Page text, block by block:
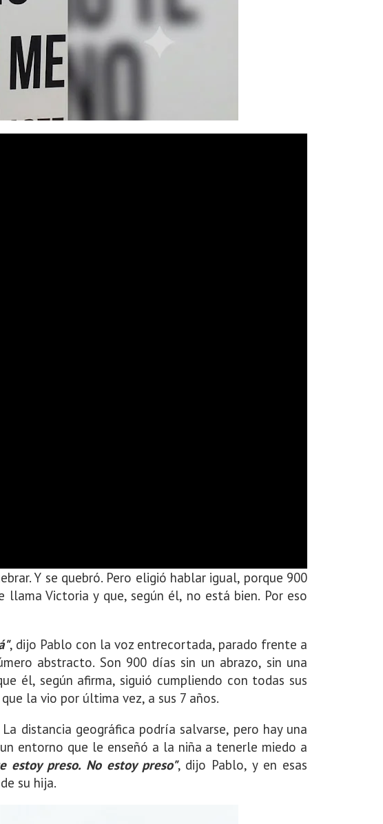
Y se quebró. Pero eligió hablar igual, porque 900
Victoria y que, según él, no está bien. Por eso
, dijo Pablo con la voz entrecortada, parado frente a
abstracto. Son 900 días sin un abrazo, sin una
él, según afirma, siguió cumpliendo con todas sus
la vio por última vez, a sus 7 años.
distancia geográfica podría salvarse, pero hay una
entorno que le enseñó a la niña a tenerle miedo a
estoy preso. No estoy preso", dijo Pablo, y en esas
su hija.